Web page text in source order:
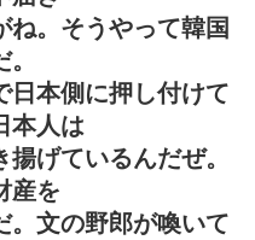
ね。そうやって韓国
日本側に押し付けて
本人は
げているんだぜ。
産を
。文の野郎が喚いて